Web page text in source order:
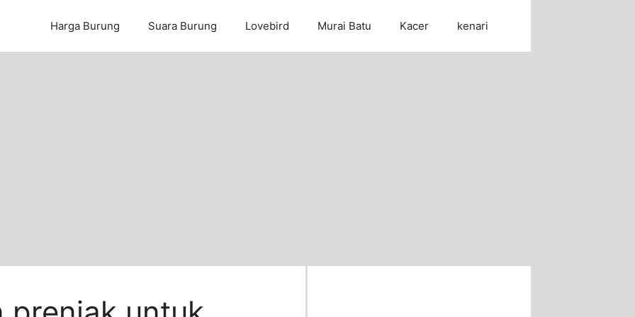
Harga Burung Suara Burung Lovebird Murai Batu Kacer kenari